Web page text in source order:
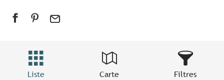
Liste Carte Filtres